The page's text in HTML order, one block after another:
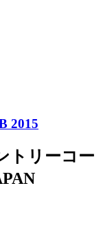
2015
トリーコー